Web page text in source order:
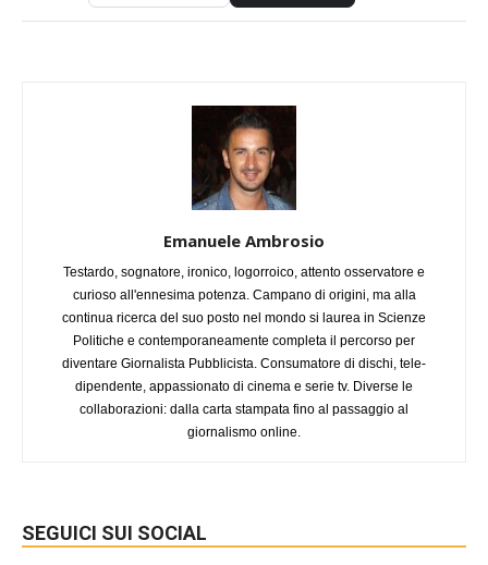
Emanuele Ambrosio
Testardo, sognatore, ironico, logorroico, attento osservatore e
curioso all'ennesima potenza. Campano di origini, ma alla
continua ricerca del suo posto nel mondo si laurea in Scienze
Politiche e contemporaneamente completa il percorso per
diventare Giornalista Pubblicista. Consumatore di dischi, tele-
dipendente, appassionato di cinema e serie tv. Diverse le
collaborazioni: dalla carta stampata fino al passaggio al
giornalismo online.
SEGUICI SUI SOCIAL